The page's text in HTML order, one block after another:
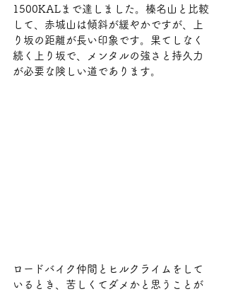
1500KALまで達しました。榛名山と比較
して、赤城山は傾斜が緩やかですが、上
り坂の距離が長い印象です。果てしなく
続く上り坂で、メンタルの強さと持久力
が必要な険しい道であります。
ロードバイク仲間とヒルクライムをして
いるとき、苦しくてダメかと思うことが